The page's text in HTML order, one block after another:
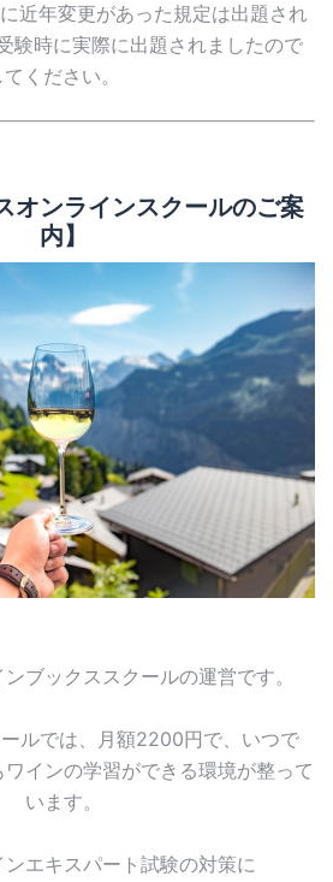
近年変更があった規定は出題され
験時に実際に出題されましたので
ください。
オンラインスクールのご案
内】
ブックススクールの運営です。
ルでは、月額2200円で、いつで
インの学習ができる環境が整って
います。
ンエキスパート試験の対策に